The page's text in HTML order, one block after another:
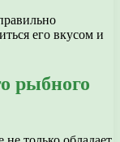
его вкусом и
рыбного